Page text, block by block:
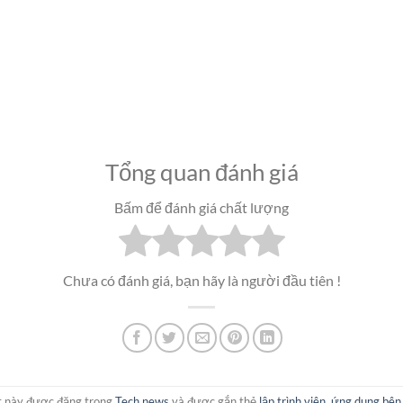
Tổng quan đánh giá
Bấm để đánh giá chất lượng
Chưa có đánh giá, bạn hãy là người đầu tiên !